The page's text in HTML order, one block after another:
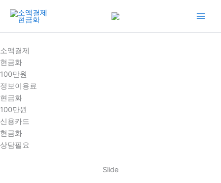
건
너
뛰
기
소액결제
현금화
100만원
정보이용료
현금화
100만원
신용카드
현금화
상담필요
Slide